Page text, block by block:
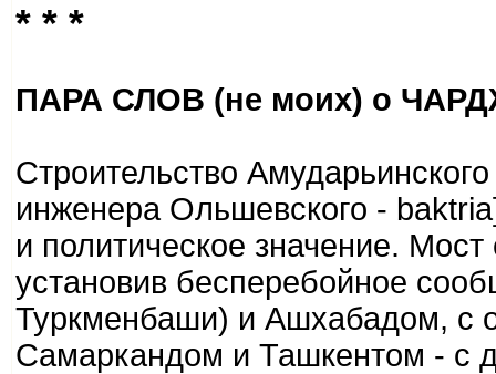
* * *
ПАРА СЛОВ (не моих) о
Строительство
инженера Ольшевского -
и политическое значение.
установив бесперебойное
Туркменбаши) и Ашхабадом, с
Самаркандом и Ташкентом - с